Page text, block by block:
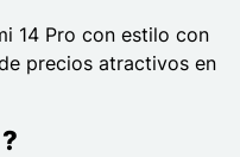
14 Pro con estilo con
precios atractivos en